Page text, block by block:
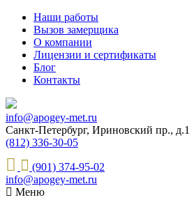
Наши работы
Вызов замерщика
О компании
Лицензии и сертификаты
Блог
Контакты
info@apogey-met.ru
Санкт-Петербург, Ириновский пр., д.1
(812) 336-30-05
(901) 374-95-02
info@apogey-met.ru
Меню